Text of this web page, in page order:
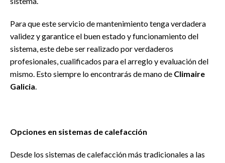
Para que este servicio de mantenimiento tenga verdadera
validez y garantice el buen estado y funcionamiento del
sistema, este debe ser realizado por verdaderos
profesionales, cualificados para el arreglo y evaluación del
mismo. Esto siempre lo encontrarás de mano de Climaire
Galicia
Opciones en sistemas de calefacción
Desde los sistemas de calefacción más tradicionales a las